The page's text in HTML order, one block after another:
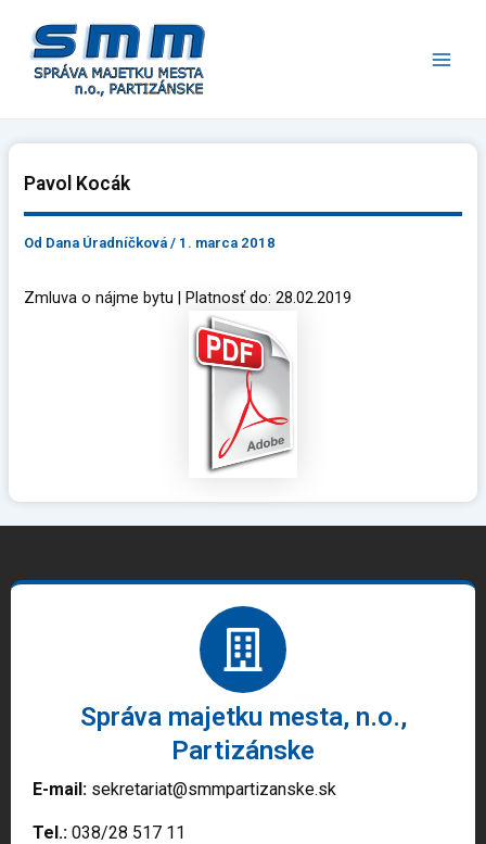
obsah
Pavol Kocák
Od Dana Úradníčková/ 1. marca 2018
Zmluva o nájme bytu | Platnosť do: 28.02.2019
Správa majetku mesta, n.o.,
Partizánske
E-mail: sekretariat@smmpartizanske.sk
Tel.: 038/28 517 11